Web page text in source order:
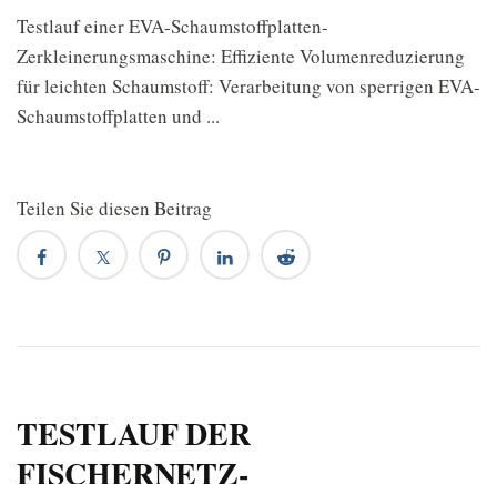
Testlauf einer EVA-Schaumstoffplatten-
Zerkleinerungsmaschine: Effiziente Volumenreduzierung
für leichten Schaumstoff: Verarbeitung von sperrigen EVA-
Schaumstoffplatten und ...
Teilen Sie diesen Beitrag
TESTLAUF DER
FISCHERNETZ-